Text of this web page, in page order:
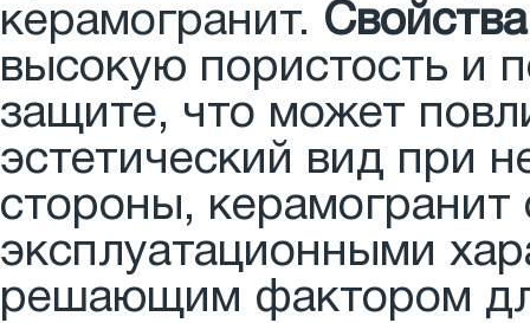
керамогранит.
высокую пористость и
защите, что может
эстетический вид при
стороны,
эксплуатационными
решающим фактором